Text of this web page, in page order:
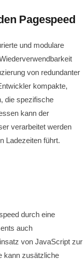
Pagespeed
und modulare
von redundanter
kompakte,
die spezifische
kann der
verarbeitet werden
Ladezeiten führt.
durch eine
auch
von JavaScript zur
kann zusätzliche